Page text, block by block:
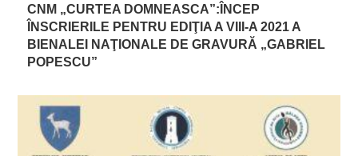
CNM „CURTEA DOMNEASCA”:ÎNCEP
ÎNSCRIERILE PENTRU EDIŢIA A VIII-A 2021 A
BIENALEI NAŢIONALE DE GRAVURĂ „GABRIEL
POPESCU”